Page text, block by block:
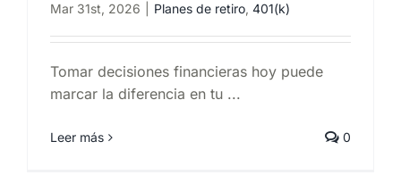
Mar 31st, 2026 Planes de retiro, 401(k)
Tomar decisiones financieras hoy puede
marcar la diferencia en tu ...
Leer más 0